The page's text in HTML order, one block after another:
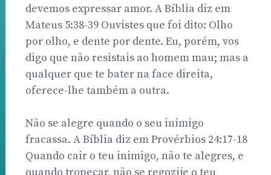
devemos expressar amor. A Bíblia diz em
Mateus 5:38-39 Ouvistes que foi dito: Olho
por olho, e dente por dente. Eu, porém, vos
digo que não resistais ao homem mau; mas a
qualquer que te bater na face direita,
oferece-lhe também a outra.
Não se alegre quando o seu inimigo
fracassa. A Bíblia diz em Provérbios 24:17-18
Quando cair o teu inimigo, não te alegres, e